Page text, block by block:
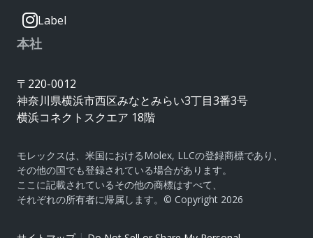
Label
本社
〒220-0012
神奈川県横浜市西区みなとみらい3丁目3番3号
横浜コネクトスクエア 18階
モレックスは、米国におけるMolex, LLCの登録商標であり、
その他の国でも登録されている場合があります。
ここに記載されているその他の商標はすべて、
それぞれの所有者に帰属します。© Copyright 2026